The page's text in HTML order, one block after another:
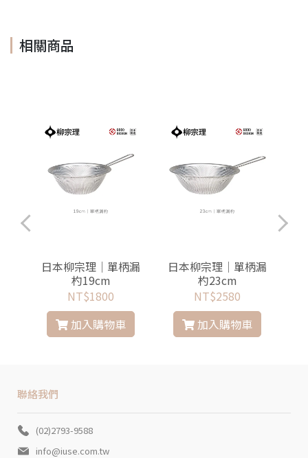
相關商品
日本柳宗理│單柄漏
杓19cm
NT$1800
加入購物車
日本柳宗理│單柄漏
杓23cm
NT$2580
加入購物車
聯絡我們
(02)2793-9588
info@iuse.com.tw